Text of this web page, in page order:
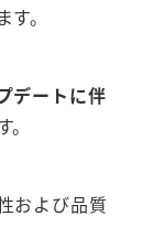
。
デートに伴
および品質